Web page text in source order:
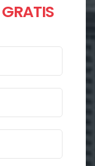
GRATIS